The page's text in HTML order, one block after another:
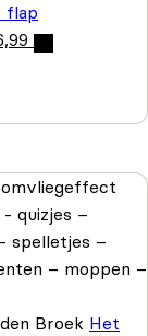
flap
Broek Het